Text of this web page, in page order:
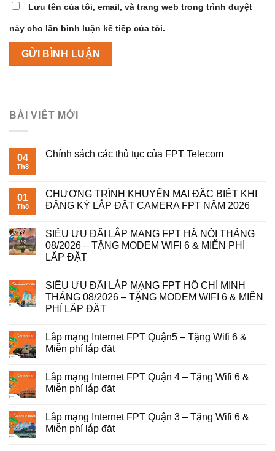
BÀI VIẾT MỚI
04
Th8
Chính sách các thủ tục của FPT Telecom
01
Th8
CHƯƠNG TRÌNH KHUYẾN MẠI ĐẶC BIỆT KHI
ĐĂNG KÝ LẮP ĐẶT CAMERA FPT NĂM 2026
SIÊU ƯU ĐÃI LẮP MẠNG FPT HÀ NỘI THÁNG
08/2026 – TẶNG MODEM WIFI 6 & MIỄN PHÍ
LĂP ĐẶT
SIÊU ƯU ĐÃI LẮP MẠNG FPT HỒ CHÍ MINH
THÁNG 08/2026 – TẶNG MODEM WIFI 6 & MIỄN
PHÍ LĂP ĐẶT
Lắp mạng Internet FPT Quận5 – Tặng Wifi 6 &
Miễn phí lắp đặt
Lắp mạng Internet FPT Quận 4 – Tặng Wifi 6 &
Miễn phí lắp đặt
Lắp mạng Internet FPT Quận 3 – Tặng Wifi 6 &
Miễn phí lắp đặt
Lưu tên của tôi, email, và trang web trong trình duyệt
này cho lần bình luận kế tiếp của tôi.